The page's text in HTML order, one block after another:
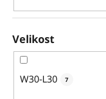
Velikost
W30-L30 7